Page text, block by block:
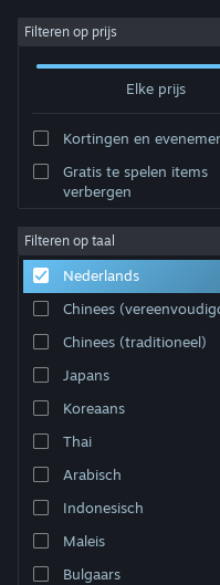
Inloggen
Community
Over
Ondersteuning
Taal wijzigen
Download de mobiele
Desktopwebsite weergeven
Filteren op prijs
Elke prijs
Kortingen en
Gratis te spelen items
verbergen
Filteren op taal
Nederlands
Chinees
Chinees (traditioneel)
Japans
Koreaans
Thai
Arabisch
Indonesisch
Maleis
Bulgaars
Uitgever: Charlie's Games
Sorteren op Relevantie
0 resultaten komen overeen
uitgesloten op basis van je